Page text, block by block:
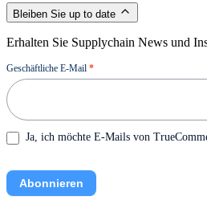
Bleiben Sie up to date
Erhalten Sie Supplychain News und
Newsletter
Geschäftliche E-Mail *
Ja, ich möchte E-Mails von
Abonnieren